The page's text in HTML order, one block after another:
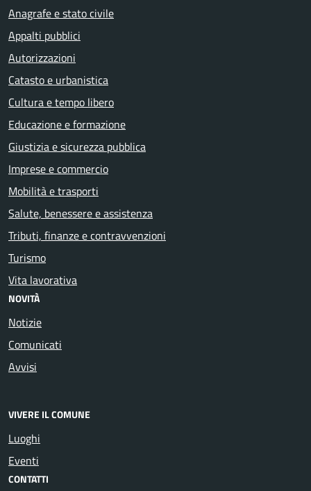
Anagrafe e stato civile
Appalti pubblici
Autorizzazioni
Catasto e urbanistica
Cultura e tempo libero
Educazione e formazione
Giustizia e sicurezza pubblica
Imprese e commercio
Mobilità e trasporti
Salute, benessere e assistenza
Tributi, finanze e contravvenzioni
Turismo
Vita lavorativa
NOVITÀ
Notizie
Comunicati
Avvisi
VIVERE IL COMUNE
Luoghi
Eventi
CONTATTI